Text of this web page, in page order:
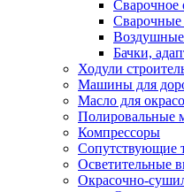
Сварочное
Сварочные
Бачки,
Ходули
Машины для
Масло для
Полировальные
Компрессоры
Сопутствующие
Осветительные
Окрасочно-